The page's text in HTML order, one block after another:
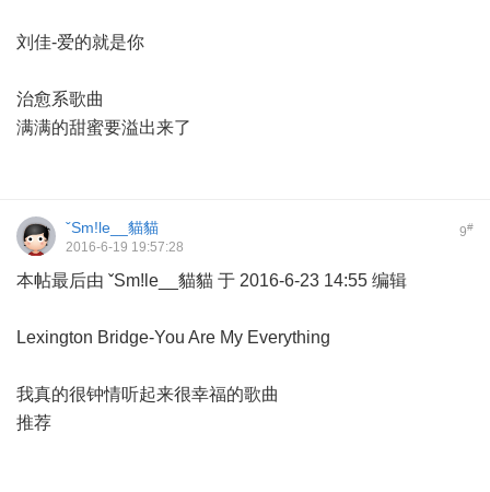
刘佳-爱的就是你
治愈系歌曲
满满的甜蜜要溢出来了
9#
ˇSm!le__貓貓
2016-6-19 19:57:28
本帖最后由 ˇSm!le__貓貓 于 2016-6-23 14:55 编辑
Lexington Bridge-You Are My Everything
我真的很钟情听起来很幸福的歌曲
推荐